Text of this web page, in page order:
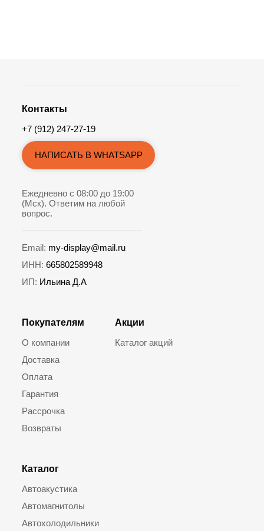
Покупателям
О компании
Доставка
Оплата
Гарантия
Рассрочка
Возвраты
Каталог
Автоакустика
Автомагнитолы
Автохолодильники
Акции
Каталог акций
Контакты
+7 (912) 247-27-19
НАПИСАТЬ В WHATSAPP
Ежедневно с 08:00 до 19:00
(Мск). Ответим на любой
вопрос.
Email: my-display@mail.ru
ИНН: 665802589948
ИП: Ильина Д.А